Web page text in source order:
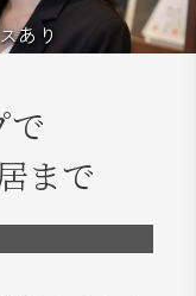
あり
で
まで